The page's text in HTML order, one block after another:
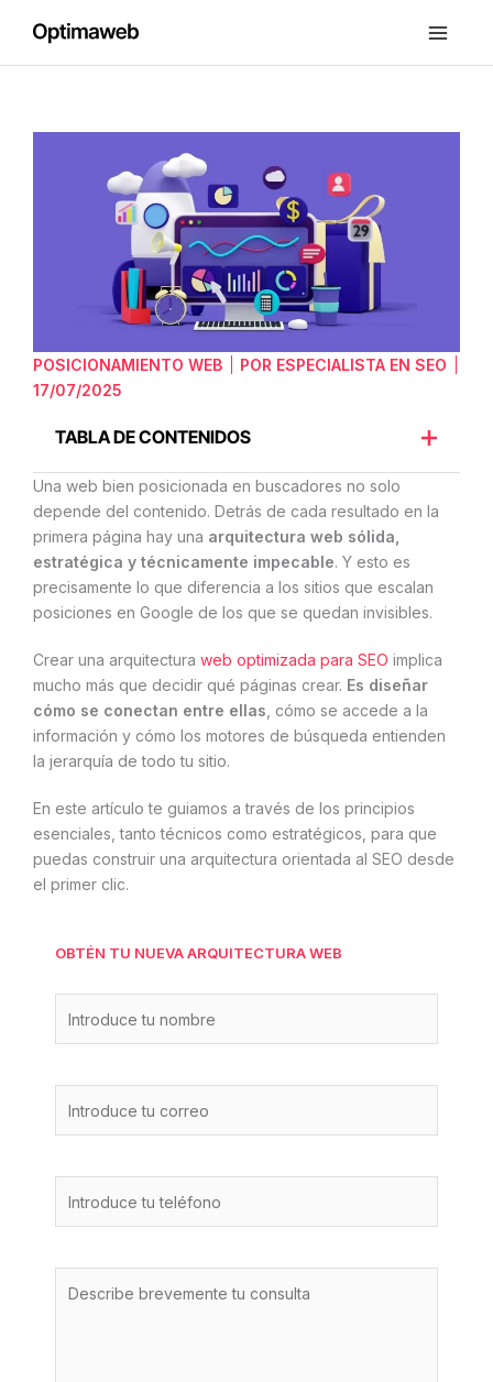
contenido
arquitectura
optimizada
POSICIONAMIENTO WEB POR ESPECIALISTA EN SEO
17/07/2025
TABLA DE CONTENIDOS
Una web bien posicionada en buscadores no solo
depende del contenido. Detrás de cada resultado en la
primera página hay una arquitectura web sólida,
estratégica y técnicamente impecable. Y esto es
precisamente lo que diferencia a los sitios que escalan
posiciones en Google de los que se quedan invisibles.
Crear una arquitectura web optimizada para SEO implica
mucho más que decidir qué páginas crear. Es diseñar
cómo se conectan entre ellas , cómo se accede a la
información y cómo los motores de búsqueda entienden
la jerarquía de todo tu sitio.
En este artículo te guiamos a través de los principios
esenciales, tanto técnicos como estratégicos, para que
puedas construir una arquitectura orientada al SEO desde
el primer clic.
OBTÉN TU NUEVA ARQUITECTURA WEB